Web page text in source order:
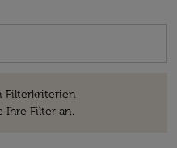
Filterkriterien
Ihre Filter an.